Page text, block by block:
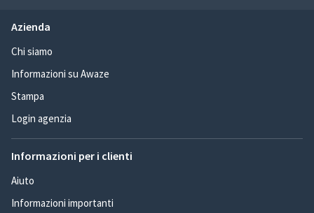
Azienda
Chi siamo
Informazioni su Awaze
Stampa
Login agenzia
Informazioni per i clienti
Aiuto
Informazioni importanti